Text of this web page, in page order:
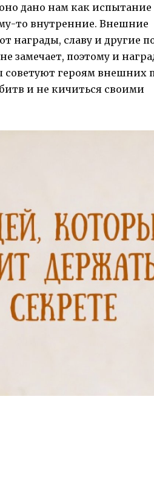
дано нам как испытание
то внутренние. Внешние
награды, славу и другие
замечает, поэтому и
героям внешних
и не кичиться своими